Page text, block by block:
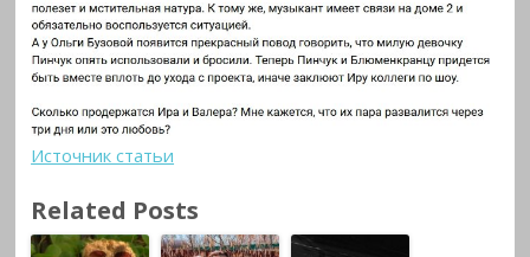
Источник статьи
Related Posts